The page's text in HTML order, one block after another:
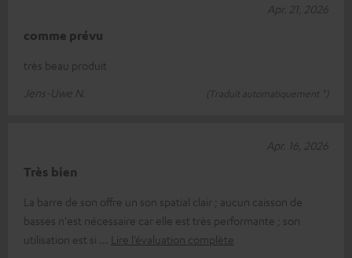
comme prévu
très beau produit
Jens-Uwe N.
(Traduit automatiquement *)
Apr. 21, 2026
Très bien
La barre de son offre un son spatial clair ; aucun caisson de
basses n'est nécessaire car elle est très performante ; son
utilisation est si
Lire l’évaluation complète
Apr. 16, 2026